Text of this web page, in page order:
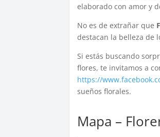
elaborado con amor y
No es de extrañar que
destacan la belleza de
Si estás buscando
flores, te invitamos a
https://
sueños florales.
Mapa –